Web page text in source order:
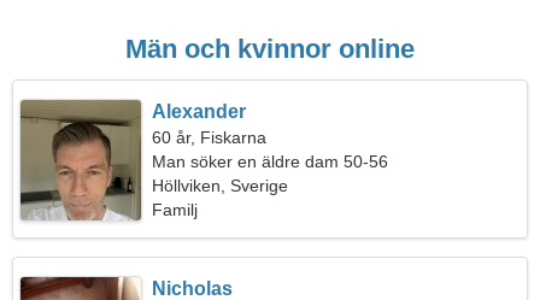
Män och kvinnor online
Alexander
60 år, Fiskarna
Man söker en äldre dam 50-56
Höllviken, Sverige
Familj
Nicholas